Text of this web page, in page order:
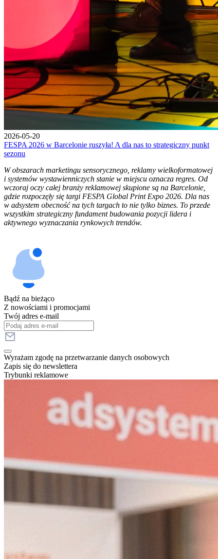
2026-05-20
FESPA 2026 w Barcelonie ruszyła! A dla nas to strategiczny punkt
sezonu
W obszarach marketingu sensorycznego, reklamy wielkoformatowej
i systemów wystawienniczych stanie w miejscu oznacza regres. Od
wczoraj oczy całej branży reklamowej skupione są na Barcelonie,
gdzie rozpoczęły się targi FESPA Global Print Expo 2026. Dla nas
w adsystem obecność na tych targach to nie tylko biznes. To przede
wszystkim strategiczny fundament budowania pozycji lidera i
aktywnego wyznaczania rynkowych trendów.
Bądź na bieżąco
Z nowościami i promocjami
Twój adres e-mail
Wyrażam zgodę na przetwarzanie danych osobowych
Zapis się do newslettera
Trybunki reklamowe